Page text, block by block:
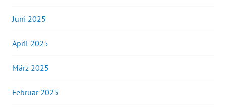
Juni 2025
April 2025
März 2025
Februar 2025